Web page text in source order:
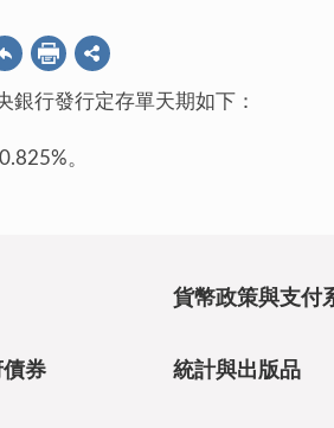
銀行發行定存單天期如下：
。
貨幣政策與支付
債券 統計與出版品